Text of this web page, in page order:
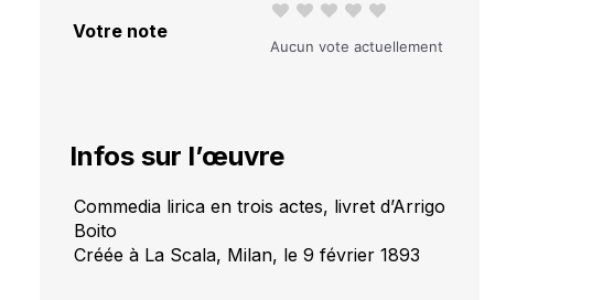
Votre note
Aucun vote actuellement
Infos sur l’œuvre
Commedia lirica en trois actes, livret d’Arrigo
Boito
Créée à La Scala, Milan, le 9 février 1893